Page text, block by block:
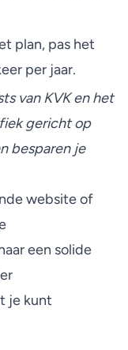
plan, pas het
per jaar.
van KVK en het
gericht op
besparen je
website of
een solide
je kunt